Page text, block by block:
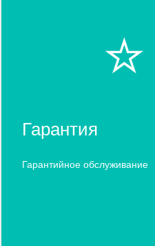
⭐️
Гарантия
Гарантийное обслуживание